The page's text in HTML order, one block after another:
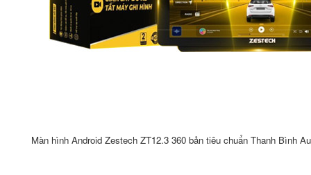
Màn hình Android Zestech ZT12.3 360 bản tiêu chuẩn Thanh Bình